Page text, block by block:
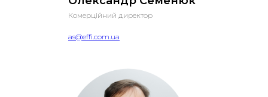
Комерційний директор
as@effi.com.ua